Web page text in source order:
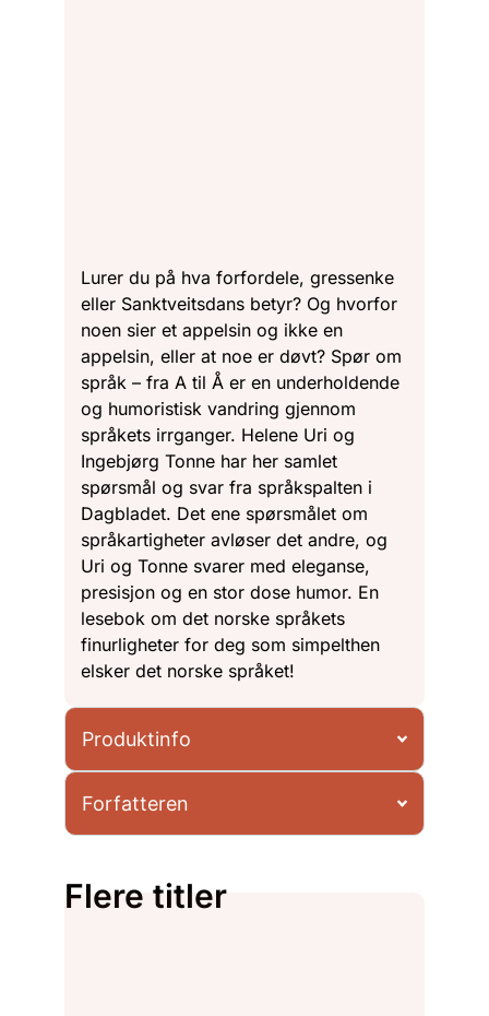
Lurer du på hva forfordele, gressenke
eller Sanktveitsdans betyr? Og hvorfor
noen sier et appelsin og ikke en
appelsin, eller at noe er døvt? Spør om
språk – fra A til Å er en underholdende
og humoristisk vandring gjennom
språkets irrganger. Helene Uri og
Ingebjørg Tonne har her samlet
spørsmål og svar fra språkspalten i
Dagbladet. Det ene spørsmålet om
språkartigheter avløser det andre, og
Uri og Tonne svarer med eleganse,
presisjon og en stor dose humor. En
lesebok om det norske språkets
finurligheter for deg som simpelthen
elsker det norske språket!
Produktinfo
Forfatteren
Flere titler